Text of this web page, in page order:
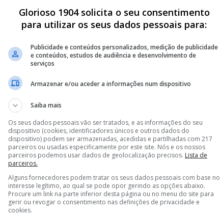
MELHOR JOGADOR AO 4.º CLASSIFICADO DA LIGA
SE E ESTÁ A CAMINHO DO 3.º CLASSIFICADO DA LIGA
DO BENFICA SAEM A CUSTO ZERO
< >
precisamente depois de uma primeira passagem
temporadas.
Ao longo de quatro épocas de
partidas oficiais e apontou 78 golos, afirmando-
encarnada. Pela Luz, conquistou ainda um total
duas Taças de Portugal, duas Taças da Liga e
Glorioso 1904 solicita o seu consentimento
para utilizar os seus dados pessoais para:
Publicidade e conteúdos personalizados, medição de publicidade
e conteúdos, estudos de audiência e desenvolvimento de
serviços
Armazenar e/ou aceder a informações num dispositivo
Saiba mais
Os seus dados pessoais vão ser tratados, e as informações do seu
dispositivo (cookies, identificadores únicos e outros dados do
dispositivo) podem ser armazenadas, acedidas e partilhadas com 217
parceiros ou usadas especificamente por este site. Nós e os nossos
parceiros podemos usar dados de geolocalização precisos. Lista de
parceiros.
Alguns fornecedores podem tratar os seus dados pessoais com base no
interesse legítimo, ao qual se pode opor gerindo as opções abaixo.
Procure um link na parte inferior desta página ou no menu do site para
gerir ou revogar o consentimento nas definições de privacidade e
cookies.